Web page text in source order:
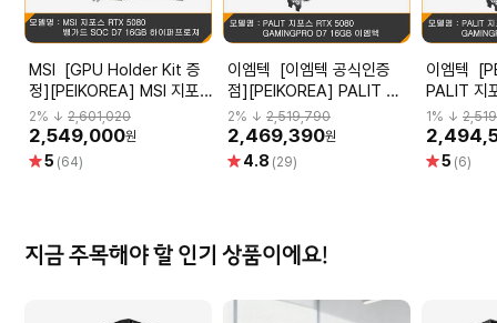
MSI [GPU Holder Kit 증
정][PEIKOREA] MSI 지포
스 RTX 5080 뱅가드 SOC
D7 16GB 하이퍼프로져
2% ↓ 2,601,020
2,549,000원
별5 (64)
이엠텍 [이엠텍 공식인증
점][PEIKOREA] PALIT 지
포스 RTX 5080
GAMINGPRO D7 16GB 이
엠텍
2% ↓2,519,790
2,469,390원
별 4.8 (29)
이엠텍 [PEIKOREA]
PALIT 지
엠텍
1 % ↓
별5 (6)
지금 주목해야 할 인기 상품이에요!